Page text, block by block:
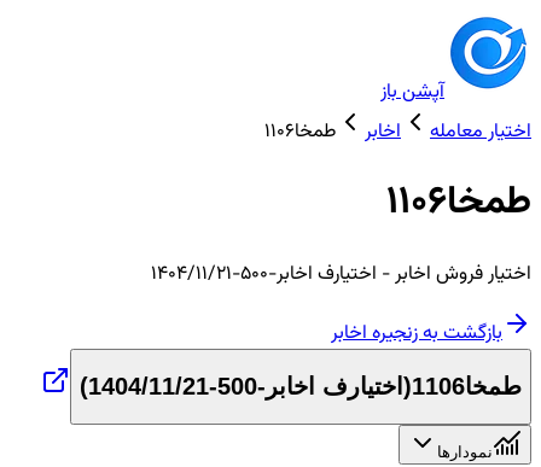
آپشن باز
اختیار معامله
اخابر طمخا1106
طمخا1106
اختیارفروش اخابر- اختیارف اخابر-500-1404/11/21
بازگشت به زنجیرهاخابر
طمخا1106 ( اختیارف اخابر-500-1404/11/21 )
نمودارها